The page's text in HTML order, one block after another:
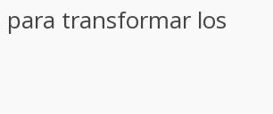
para transformar los